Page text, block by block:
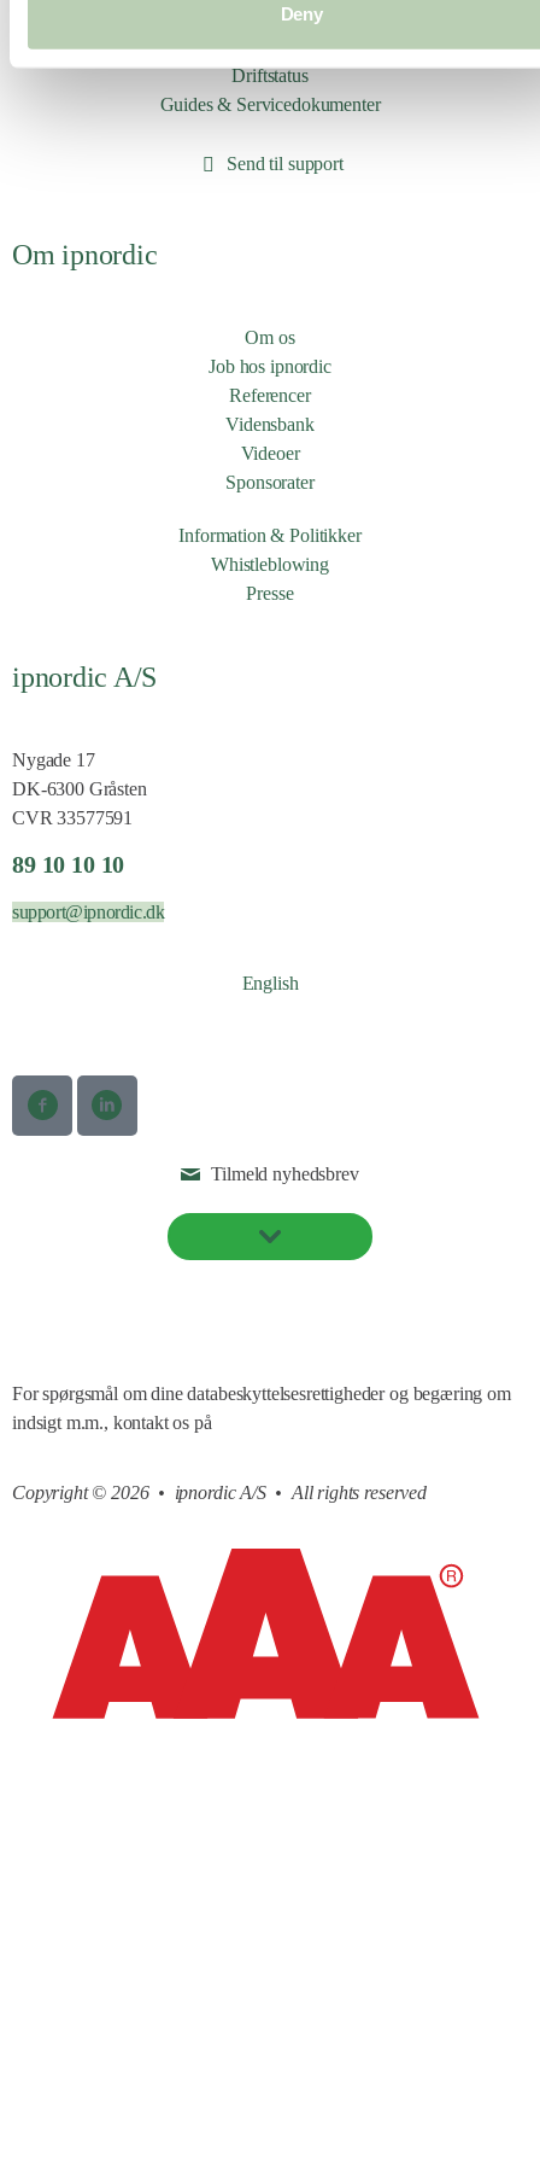
Deny
Porteringsark
Leverandørservice
Driftstatus
Guides & Servicedokumenter
Send til support
Om ipnordic
Om os
Job hos ipnordic
Referencer
Vidensbank
Videoer
Sponsorater
Information & Politikker
Whistleblowing
Presse
ipnordic A/S
Nygade 17
DK-6300 Gråsten
CVR 33577591
89 10 10 10
support@ipnordic.dk
English
Tilmeld nyhedsbrev
For spørgsmål om dine databeskyttelsesrettigheder og begæring om
indsigt m.m., kontakt os på
Copyright © 2026 • ipnordic A/S • All rights reserved